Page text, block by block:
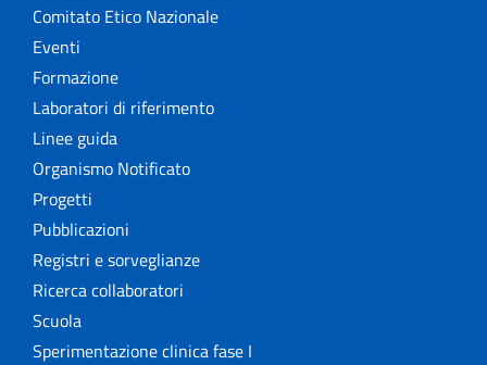
Comitato Etico Nazionale
Eventi
Formazione
Laboratori di riferimento
Linee guida
Organismo Notificato
Progetti
Pubblicazioni
Registri e sorveglianze
Ricerca collaboratori
Scuola
Sperimentazione clinica fase I